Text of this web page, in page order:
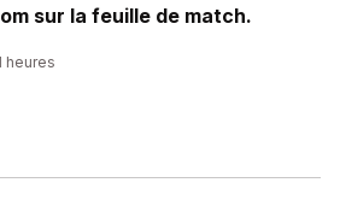
sur la feuille de match.
heures